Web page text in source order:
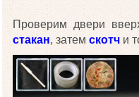
Проверим двери
стакан, затем скотч и